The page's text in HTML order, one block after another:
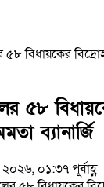
৫৮ বিধায়কের
৫৮
ব্যানার্জি
০১:৩৭ পূর্বাহ্ণ